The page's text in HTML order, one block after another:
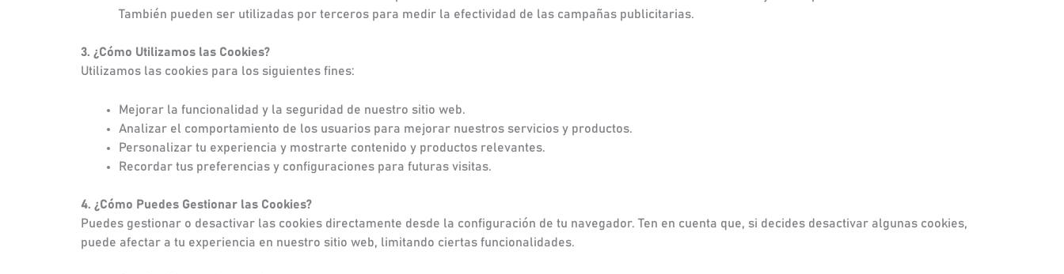
También pueden ser utilizadas por terceros para medir la efectividad de las campañas publicitarias.
3. ¿Cómo Utilizamos las Cookies?
Utilizamos las cookies para los siguientes fines:
Mejorar la funcionalidad y la seguridad de nuestro sitio web.
Analizar el comportamiento de los usuarios para mejorar nuestros servicios y productos.
Personalizar tu experiencia y mostrarte contenido y productos relevantes.
Recordar tus preferencias y configuraciones para futuras visitas.
4. ¿Cómo Puedes Gestionar las Cookies?
Puedes gestionar o desactivar las cookies directamente desde la configuración de tu navegador. Ten en cuenta que, si decides desactivar algunas cookies,
puede afectar a tu experiencia en nuestro sitio web, limitando ciertas funcionalidades.